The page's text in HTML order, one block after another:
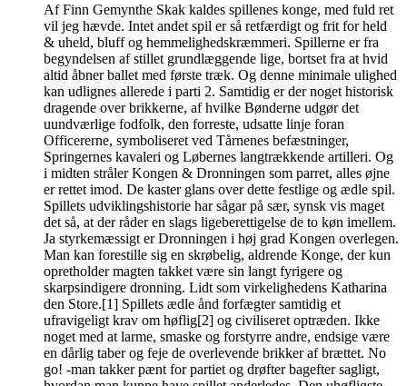
Af Finn Gemynthe Skak kaldes spillenes konge, med fuld ret
vil jeg hævde. Intet andet spil er så retfærdigt og frit for held
& uheld, bluff og hemmelighedskræmmeri. Spillerne er fra
begyndelsen af stillet grundlæggende lige, bortset fra at hvid
altid åbner ballet med første træk. Og denne minimale ulighed
kan udlignes allerede i parti 2. Samtidig er der noget historisk
dragende over brikkerne, af hvilke Bønderne udgør det
uundværlige fodfolk, den forreste, udsatte linje foran
Officererne, symboliseret ved Tårnenes befæstninger,
Springernes kavaleri og Løbernes langtrækkende artilleri. Og
i midten stråler Kongen & Dronningen som parret, alles øjne
er rettet imod. De kaster glans over dette festlige og ædle spil.
Spillets udviklingshistorie har sågar på sær, synsk vis maget
det så, at der råder en slags ligeberettigelse de to køn imellem.
Ja styrkemæssigt er Dronningen i høj grad Kongen overlegen.
Man kan forestille sig en skrøbelig, aldrende Konge, der kun
opretholder magten takket være sin langt fyrigere og
skarpsindigere dronning. Lidt som virkelighedens Katharina
den Store.[1] Spillets ædle ånd forfægter samtidig et
ufravigeligt krav om høflig[2] og civiliseret optræden. Ikke
noget med at larme, smaske og forstyrre andre, endsige være
en dårlig taber og feje de overlevende brikker af brættet. No
go! -man takker pænt for partiet og drøfter bagefter sagligt,